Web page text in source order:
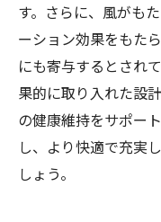
す。さらに、風がも
ーション効果をもた
にも寄与するとされ
果的に取り入れた設
の健康維持をサポー
し、より快適で充実
しょう。